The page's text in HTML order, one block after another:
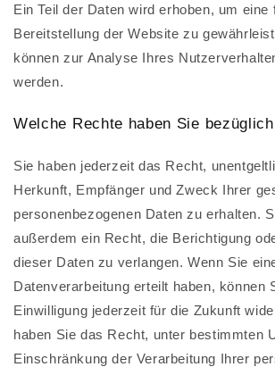
Ein Teil der Daten wird erhoben, um eine
Bereitstellung der Website zu
können zur Analyse Ihres
werden.
Welche Rechte haben Sie
Sie haben jederzeit das Recht,
Herkunft, Empfänger und Zweck Ihrer
personenbezogenen Daten zu erhalten.
außerdem ein Recht, die Berichtigung
dieser Daten zu verlangen. Wenn Sie
Datenverarbeitung erteilt haben, können
Einwilligung jederzeit für die Zukunft
haben Sie das Recht, unter bestimmten
Einschränkung der Verarbeitung Ihrer